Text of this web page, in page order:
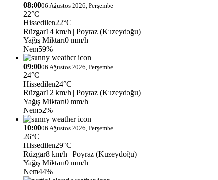
08:0006 Ağustos 2026, Perşembe
22°C
Hissedilen22°C
Rüzgar14 km/h | Poyraz (Kuzeydoğu)
Yağış Miktarı0 mm/h
Nem59%
09:0006 Ağustos 2026, Perşembe
24°C
Hissedilen24°C
Rüzgar12 km/h | Poyraz (Kuzeydoğu)
Yağış Miktarı0 mm/h
Nem52%
10:0006 Ağustos 2026, Perşembe
26°C
Hissedilen29°C
Rüzgar8 km/h | Poyraz (Kuzeydoğu)
Yağış Miktarı0 mm/h
Nem44%